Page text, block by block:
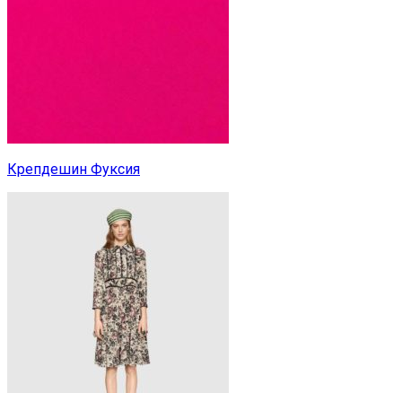
Крепдешин Фуксия